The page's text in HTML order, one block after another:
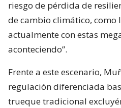
riesgo de pérdida de
de cambio climático, como
actualmente con estas
aconteciendo”.
Frente a este escenario,
regulación diferenciada
trueque tradicional